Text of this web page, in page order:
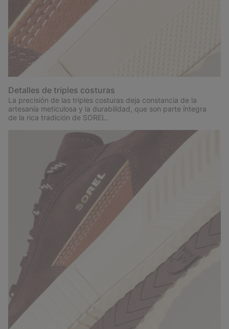
Detalles de triples costuras
La precisión de las triples costuras deja constancia de la
artesanía meticulosa y la durabilidad, que son parte íntegra
de la rica tradición de SOREL.